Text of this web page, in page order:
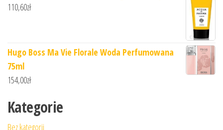
110,60zł
Hugo Boss Ma Vie Florale Woda Perfumowana
75ml
154,00zł
Kategorie
Bez kategorii